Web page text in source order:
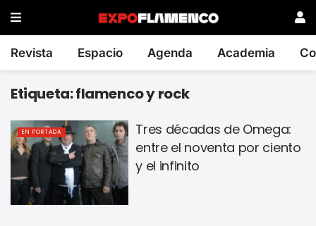
Revista Espacio Agenda Academia
Etiqueta:flamenco y rock
EN PORTADA
Tres décadas de Omega:
entre el noventa por ciento
y el infinito